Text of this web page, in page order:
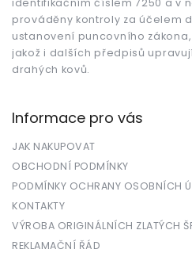
prováděny kontroly za účelem
ustanovení puncovního
jakož i dalších předpisů
drahých kovů.
Informace pro vás
JAK NAKUPOVAT
OBCHODNÍ PODMÍNKY
PODMÍNKY OCHRANY OSOBNÍCH
KONTAKTY
VÝROBA ORIGINÁLNÍCH ZLATÝCH
REKLAMAČNÍ ŘÁD